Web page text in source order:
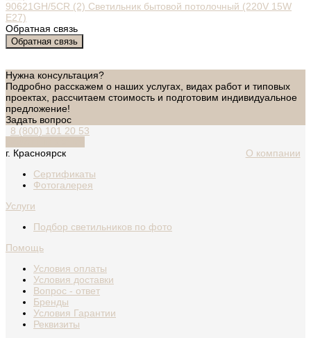
90621GH/5CR (2) Светильник бытовой потолочный (220V 15W
E27)
Обратная связь
Обратная связь
Нужна консультация?
Подробно расскажем о наших услугах, видах работ и типовых
проектах, рассчитаем стоимость и подготовим индивидуальное
предложение!
Задать вопрос
8 (800) 101 20 53
г. Красноярск
О компании
Сертификаты
Фотогалерея
Услуги
Подбор светильников по фото
Помощь
Условия оплаты
Условия доставки
Вопрос - ответ
Бренды
Условия Гарантии
Реквизиты